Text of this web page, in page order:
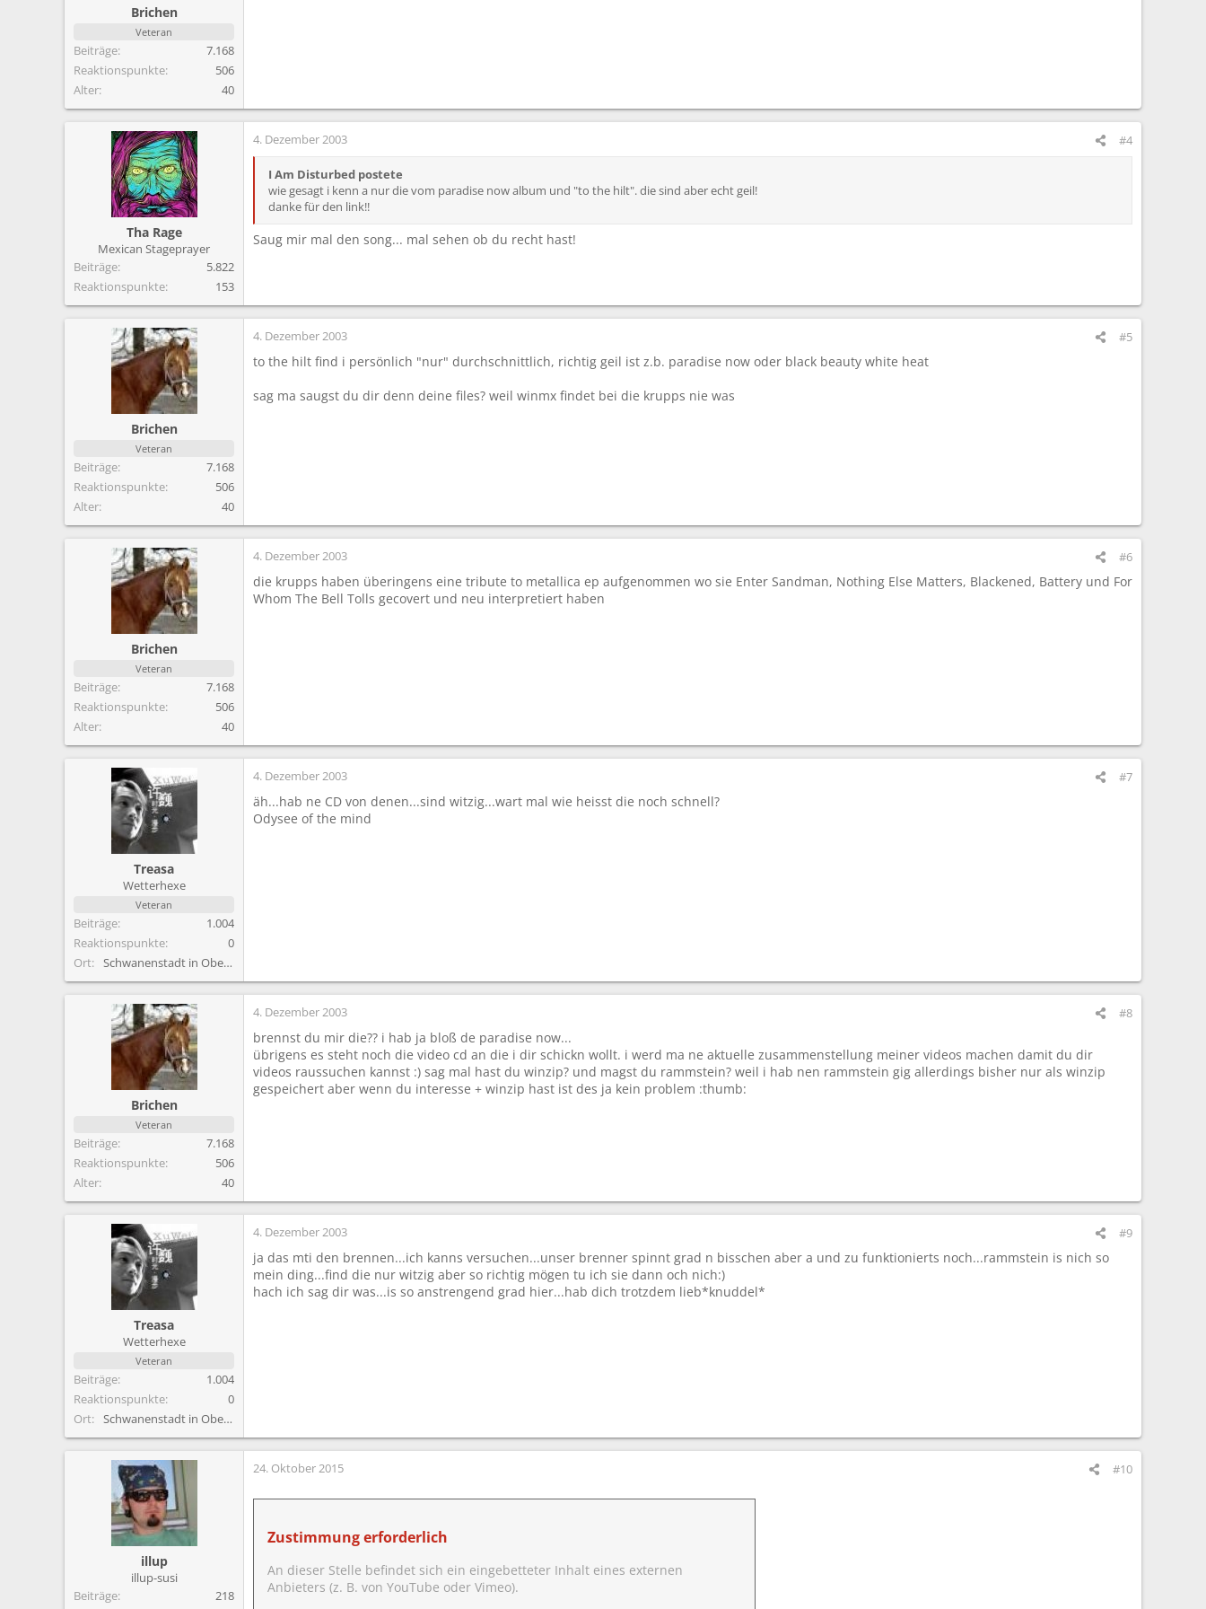
Brichen
Veteran
Beiträge
7.168
Reaktionspunkte
506
Alter
40
Tha Rage
Mexican Stageprayer
Beiträge
5.822
Reaktionspunkte
153
4. Dezember 2003 #4
I Am Disturbed postete
wie gesagt i kenn a nur die vom paradise now album und "to the hilt". die sind aber echt geil!
danke für den link!!
Saug mir mal den song... mal sehen ob du recht hast!
Brichen
Veteran
Beiträge
7.168
Reaktionspunkte
506
Alter
40
4. Dezember 2003 #5
to the hilt find i persönlich "nur" durchschnittlich, richtig geil ist z.b. paradise now oder black beauty white heat
sag ma saugst du dir denn deine files? weil winmx findet bei die krupps nie was
Brichen
Veteran
Beiträge
7.168
Reaktionspunkte
506
Alter
40
4. Dezember 2003 #6
die krupps haben überingens eine tribute to metallica ep aufgenommen wo sie Enter Sandman, Nothing Else Matters, Blackened, Battery und For
Whom The Bell Tolls gecovert und neu interpretiert haben
Treasa
Wetterhexe
Veteran
Beiträge
1.004
Reaktionspunkte
0
Ort
Schwanenstadt in Oberösterreich und Eysölden in De
4. Dezember 2003 #7
äh...hab ne CD von denen...sind witzig...wart mal wie heisst die noch schnell?
Odysee of the mind
Brichen
Veteran
Beiträge
7.168
Reaktionspunkte
506
Alter
40
4. Dezember 2003 #8
brennst du mir die?? i hab ja bloß de paradise now...
übrigens es steht noch die video cd an die i dir schickn wollt. i werd ma ne aktuelle zusammenstellung meiner videos machen damit du dir
videos raussuchen kannst :) sag mal hast du winzip? und magst du rammstein? weil i hab nen rammstein gig allerdings bisher nur als winzip
gespeichert aber wenn du interesse + winzip hast ist des ja kein problem :thumb:
Treasa
Wetterhexe
Veteran
Beiträge
1.004
Reaktionspunkte
0
Ort
Schwanenstadt in Oberösterreich und Eysölden in De
4. Dezember 2003 #9
ja das mti den brennen...ich kanns versuchen...unser brenner spinnt grad n bisschen aber a und zu funktionierts noch...rammstein is nich so
mein ding...find die nur witzig aber so richtig mögen tu ich sie dann och nich:)
hach ich sag dir was...is so anstrengend grad hier...hab dich trotzdem lieb*knuddel*
illup
illup-susi
Beiträge
218
24. Oktober 2015 #10
Zustimmung erforderlich
An dieser Stelle befindet sich ein eingebetteter Inhalt eines externen
Anbieters (z. B. von YouTube oder Vimeo).